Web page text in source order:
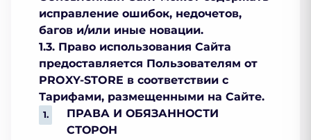
исправление ошибок, недочетов,
багов и/или иные новации.
1.3. Право использования Сайта
предоставляется Пользователям от
PROXY-STORE в соответствии с
Тарифами, размещенными на Сайте.
ПРАВА И ОБЯЗАННОСТИ
СТОРОН